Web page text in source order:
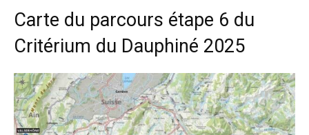
Carte du parcours étape 6 du
Critérium du Dauphiné 2025